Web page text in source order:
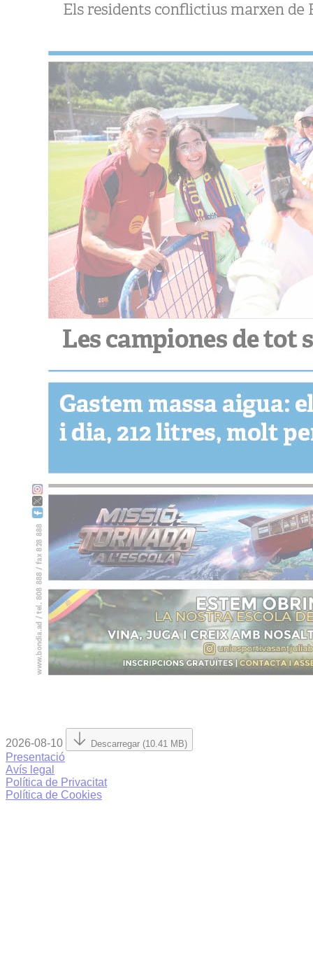
2026-08-10 Descarregar (10.41 MB)
Presentació
Avís legal
Política de Privacitat
Política de Cookies